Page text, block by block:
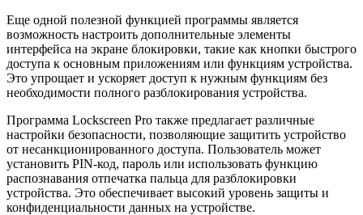
Еще одной полезной функцией программы является
возможность настроить дополнительные элементы
интерфейса на экране блокировки, такие как кнопки быстрого
доступа к основным приложениям или функциям устройства.
Это упрощает и ускоряет доступ к нужным функциям без
необходимости полного разблокирования устройства.
Программа Lockscreen Pro также предлагает различные
настройки безопасности, позволяющие защитить устройство
от несанкционированного доступа. Пользователь может
установить PIN-код, пароль или использовать функцию
распознавания отпечатка пальца для разблокировки
устройства. Это обеспечивает высокий уровень защиты и
конфиденциальности данных на устройстве.